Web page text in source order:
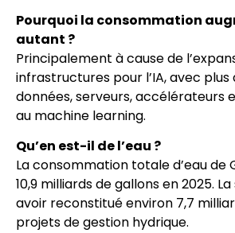
Pourquoi la consommation
autant ?
Principalement à cause de
infrastructures pour l’IA, avec
données, serveurs, accélérateurs
au machine learning.
Qu’en est-il de l’eau ?
La consommation totale d’eau de
10,9 milliards de gallons en 2025.
avoir reconstitué environ 7,7
projets de gestion hydrique.